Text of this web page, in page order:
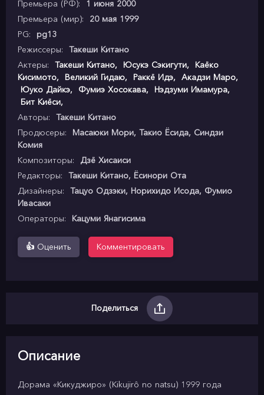
Премьера (РФ):
1 июня 2000
Премьера (мир):
20 мая 1999
PG:
pg13
Режиссеры:
Такеши Китано
Актеры:
Такеши Китано, Юсукэ Сэкигути,
Каёко
Кисимото, Великий Гидаю, Раккё Идэ, Акадзи Маро,
Юуко Дайкэ, Фумиэ Хосокава, Нэдзуми Имамура,
Бит Киёси,
Авторы:
Такеши Китано
Продюсеры:
Масаюки Мори, Такио Ёсида, Синдзи
Комия
Композиторы:
Дзё Хисаиси
Редакторы:
Такеши Китано, Ёсинори Ота
Дизайнеры:
Тацуо Одзэки, Норихидо Исода, Фумио
Ивасаки
Операторы:
Кацуми Янагисима
👍 Оценить Комментировать
Поделиться
Описание
Дорама «Кикуджиро» (Kikujirô no natsu) 1999 года